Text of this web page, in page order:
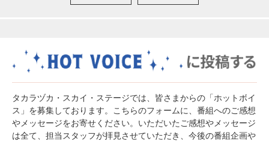
タカラヅカ・スカイ・ステージでは、皆さまからの「ホットボイ
ス」を募集しております。こちらのフォームに、番組へのご感想
やメッセージをお寄せください。いただいたご感想やメッセージ
は全て、担当スタッフが拝見させていただき、今後の番組企画や